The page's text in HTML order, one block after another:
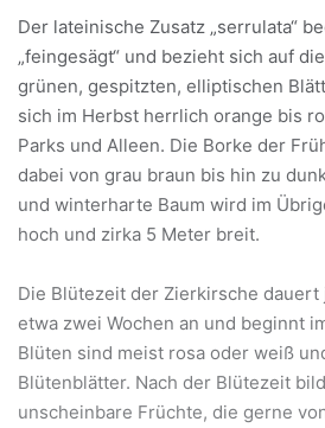
Der lateinische Zusatz „serrulata“
„feingesägt“ und bezieht sich auf
grünen, gespitzten, elliptischen
sich im Herbst herrlich orange bis
Parks und Alleen. Die Borke der
dabei von grau braun bis hin zu
und winterharte Baum wird im
hoch und zirka 5 Meter breit.
Die Blütezeit der Zierkirsche
etwa zwei Wochen an und beginnt
Blüten sind meist rosa oder weiß
Blütenblätter. Nach der Blütezeit
unscheinbare Früchte, die gerne